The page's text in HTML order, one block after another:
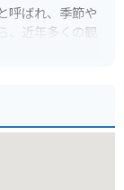
呼ばれ、季節や
、近年多くの観
の上を歩いて
が進み大変危険